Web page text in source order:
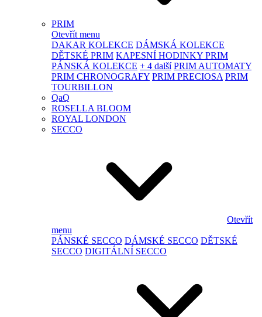
PRIM
Otevřít menu
DAKAR KOLEKCE DÁMSKÁ KOLEKCE
DĚTSKÉ PRIM KAPESNÍ HODINKY PRIM
PÁNSKÁ KOLEKCE + 4 další PRIM AUTOMATY
PRIM CHRONOGRAFY PRIM PRECIOSA PRIM
TOURBILLON
QaQ
ROSELLA BLOOM
ROYAL LONDON
SECCO
Otevřít
menu
PÁNSKÉ SECCO DÁMSKÉ SECCO DĚTSKÉ
SECCO DIGITÁLNÍ SECCO